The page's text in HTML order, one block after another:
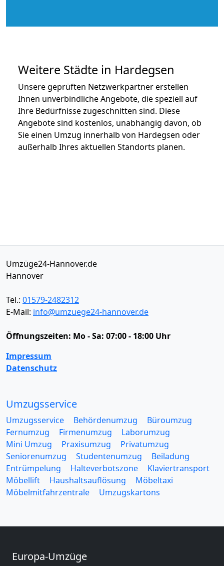
Weitere Städte in Hardegsen
Unsere geprüften Netzwerkpartner erstellen
Ihnen unverbindliche Angebote, die speziell auf
Ihre Bedürfnisse zugeschnitten sind. Diese
Angebote sind kostenlos, unabhängig davon, ob
Sie einen Umzug innerhalb von Hardegsen oder
außerhalb Ihres aktuellen Standorts planen.
Umzüge24-Hannover.de
Hannover
Tel.: 01579-2482312
E-Mail: info@umzuege24-hannover.de
Öffnungszeiten: Mo - Sa: 07:00 - 18:00 Uhr
Impressum
Datenschutz
Umzugsservice
Umzugsservice Behördenumzug
Büroumzug
Fernumzug
Firmenumzug
Laborumzug
Mini Umzug
Praxisumzug
Privatumzug
Seniorenumzug
Studentenumzug
Beiladung
Entrümpelung
Halteverbotszone
Klaviertransport
Möbellift
Haushaltsauflösung
Möbeltaxi
Möbelmitfahrzentrale
Umzugskartons
Europa-Umzüge